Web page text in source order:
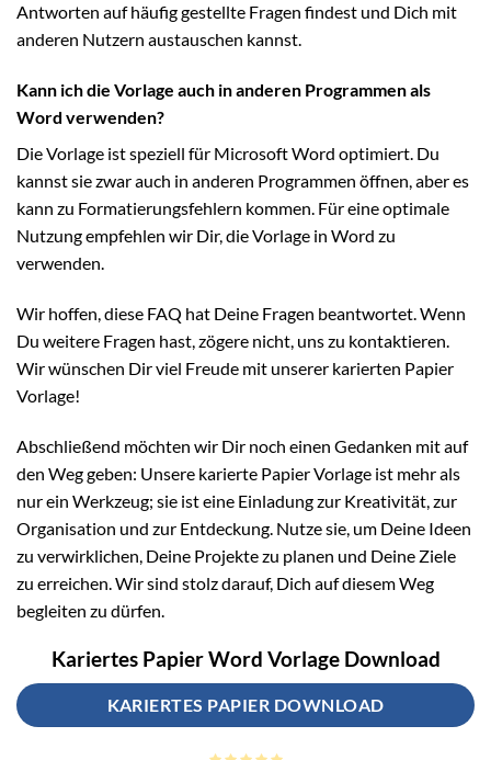
Antworten auf häufig gestellte Fragen findest und Dich mit
anderen Nutzern austauschen kannst.
Kann ich die Vorlage auch in anderen Programmen als
Word verwenden?
Die Vorlage ist speziell für Microsoft Word optimiert. Du
kannst sie zwar auch in anderen Programmen öffnen, aber es
kann zu Formatierungsfehlern kommen. Für eine optimale
Nutzung empfehlen wir Dir, die Vorlage in Word zu
verwenden.
Wir hoffen, diese FAQ hat Deine Fragen beantwortet. Wenn
Du weitere Fragen hast, zögere nicht, uns zu kontaktieren.
Wir wünschen Dir viel Freude mit unserer karierten Papier
Vorlage!
Abschließend möchten wir Dir noch einen Gedanken mit auf
den Weg geben: Unsere karierte Papier Vorlage ist mehr als
nur ein Werkzeug; sie ist eine Einladung zur Kreativität, zur
Organisation und zur Entdeckung. Nutze sie, um Deine Ideen
zu verwirklichen, Deine Projekte zu planen und Deine Ziele
zu erreichen. Wir sind stolz darauf, Dich auf diesem Weg
begleiten zu dürfen.
Kariertes Papier Word Vorlage Download
KARIERTES PAPIER DOWNLOAD